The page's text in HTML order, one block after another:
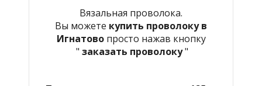
Вязальная проволока.
Вы можете купить проволоку в
Игнатово просто нажав кнопку
" заказать проволоку"